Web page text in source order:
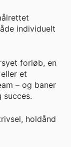
individuelt
forløb, en
et
– og baner
succes.
holdånd